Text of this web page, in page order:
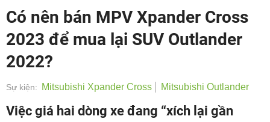
Có nên bán MPV Xpander Cross
2023 để mua lại SUV Outlander
2022?
Sự kiện: Mitsubishi Xpander Cross Mitsubishi Outlander
Việc giá hai dòng xe đang “xích lại gần